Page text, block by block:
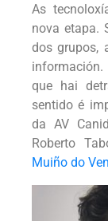
As
nova etapa.
dos grupos,
información.
que hai
sentido é
da AV
Roberto
Muiño do